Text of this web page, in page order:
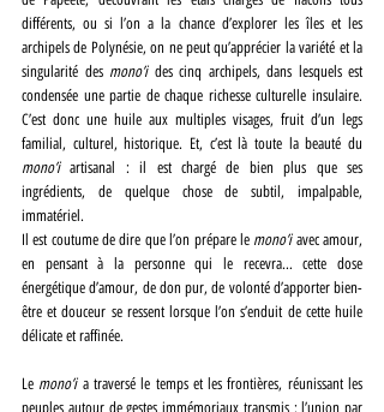
différents, ou si l’on a la chance d’explorer les îles et les
archipels de Polynésie, on ne peut qu’apprécier la variété et la
singularité des mono’i des cinq archipels, dans lesquels est
condensée une partie de chaque richesse culturelle insulaire.
C’est donc une huile aux multiples visages, fruit d’un legs
familial, culturel, historique. Et, c’est là toute la beauté du
mono’i artisanal : il est chargé de bien plus que ses
ingrédients, de quelque chose de subtil, impalpable,
immatériel.
Il est coutume de dire que l’on prépare le mono’i avec amour,
en pensant à la personne qui le recevra… cette dose
énergétique d’amour, de don pur, de volonté d’apporter bien-
être et douceur se ressent lorsque l’on s’enduit de cette huile
délicate et raffinée.
Le mono’i a traversé le temps et les frontières, réunissant les
peuples autour de gestes immémoriaux transmis : l’union par